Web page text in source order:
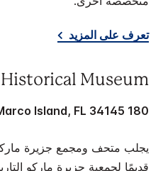
تعرف على المزيد
Museum
180 S. Heathwood Drive, Marco Island, FL 34145
يجلب متحف ومجمع جزيرة ماركو
قديمًا لجمعية جزيرة ماركو